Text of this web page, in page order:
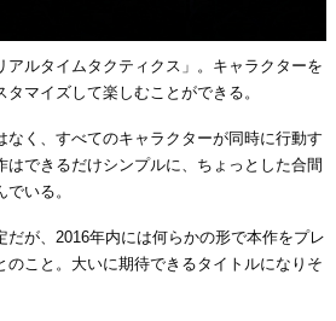
アルタイムタクティクス」。キャラクターを
マイズして楽しむことができる。
なく、すべてのキャラクターが同時に行動す
はできるだけシンプルに、ちょっとした合間
いる。
だが、2016年内には何らかの形で本作をプレ
のこと。大いに期待できるタイトルになりそ